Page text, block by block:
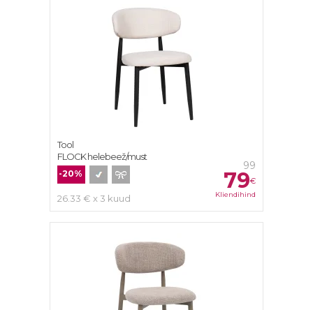
99
79€
Kliendihind
-20%
26.33 € x 3 kuud
Tool
FLOCK helebeež/must